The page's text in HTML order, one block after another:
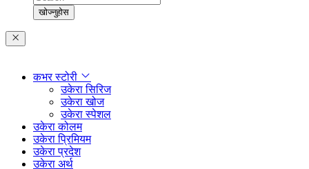
खोज्नुहोस
कभर स्टोरी
उकेरा सिरिज
उकेरा खोज
उकेरा स्पेशल
उकेरा कोलम
उकेरा प्रिमियम
उकेरा प्रदेश
उकेरा अर्थ